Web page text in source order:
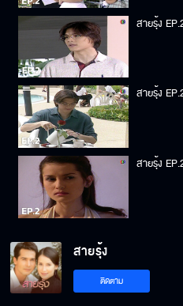
สายรุ้ง
สายรุ้ง
สายรุ้ง
สายรุ้ง
ติดตาม